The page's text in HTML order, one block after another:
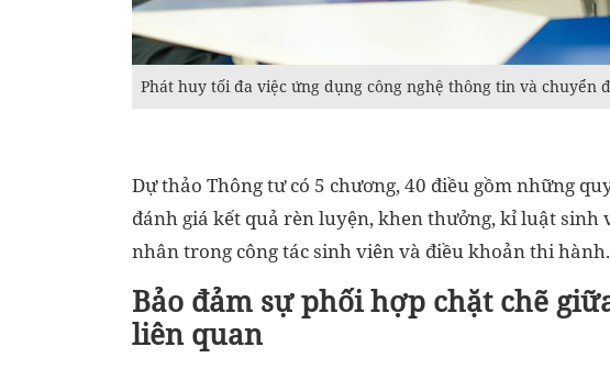
Phát huy tối đa việc ứng dụng công nghệ thông tin và chuyển
Dự thảo Thông tư có 5 chương, 40 điều gồm những
đánh giá kết quả rèn luyện, khen thưởng, kỉ luật sinh
nhân trong công tác sinh viên và điều khoản thi hành.
Bảo đảm sự phối hợp chặt chẽ
liên quan